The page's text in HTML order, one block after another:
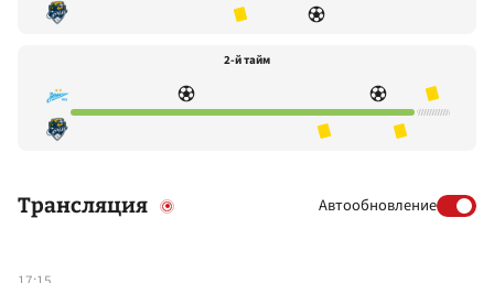
2-й тайм
Трансляция Автообновление